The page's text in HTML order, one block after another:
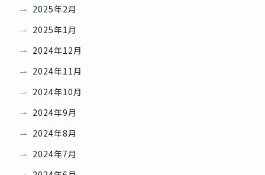
2025年2月
2025年1月
2024年12月
2024年11月
2024年10月
2024年9月
2024年8月
2024年7月